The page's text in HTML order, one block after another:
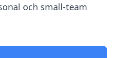
och small-team